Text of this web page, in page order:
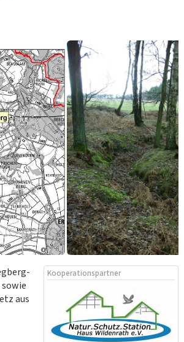
Kooperationspartner
aus